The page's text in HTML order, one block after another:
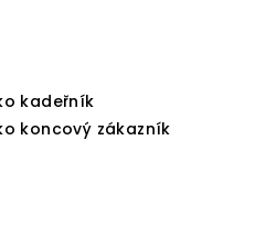
kadeřník
koncový zákazník